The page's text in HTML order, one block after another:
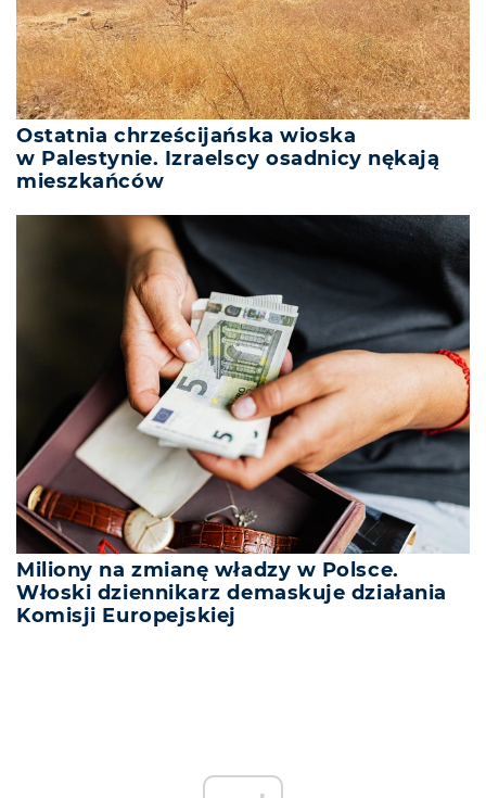
Ostatnia chrześcijańska wioska
w Palestynie. Izraelscy osadnicy nękają
mieszkańców
Miliony na zmianę władzy w Polsce.
Włoski dziennikarz demaskuje działania
Komisji Europejskiej